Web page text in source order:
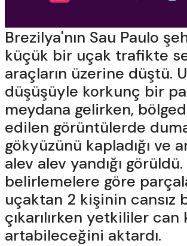
Brezilya'nın Sau Paulo
küçük bir uçak trafikte
araçların üzerine düştü.
düşüşüyle korkunç bir
meydana gelirken,
edilen görüntülerde
gökyüzünü kapladığı ve
alev alev yandığı görüldü.
belirlemelere göre
uçaktan 2 kişinin cansız
çıkarılırken yetkililer can
artabileceğini aktardı.